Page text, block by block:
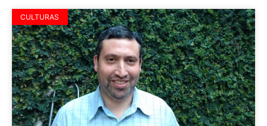
CULTURAS